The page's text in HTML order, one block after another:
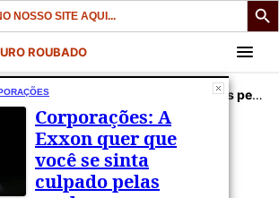
ROUBADO
»Corporações Corporações: CEOs petroleiros alinham narrativa contra transição energética
Corporações: A
Exxon quer que
você se sinta
culpado pelas